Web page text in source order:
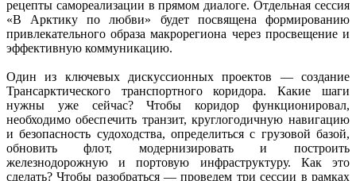
рецепты самореализации в прямом диалоге. Отдельная сессия
«В Арктику по любви» будет посвящена формированию
привлекательного образа макрорегиона через просвещение и
эффективную коммуникацию.
Один из ключевых дискуссионных проектов — создание
Трансарктического транспортного коридора. Какие шаги
нужны уже сейчас? Чтобы коридор функционировал,
необходимо обеспечить транзит, круглогодичную навигацию
и безопасность судоходства, определиться с грузовой базой,
обновить флот, модернизировать и построить
железнодорожную и портовую инфраструктуру. Как это
сделать? Чтобы разобраться — проведем три сессии в рамках